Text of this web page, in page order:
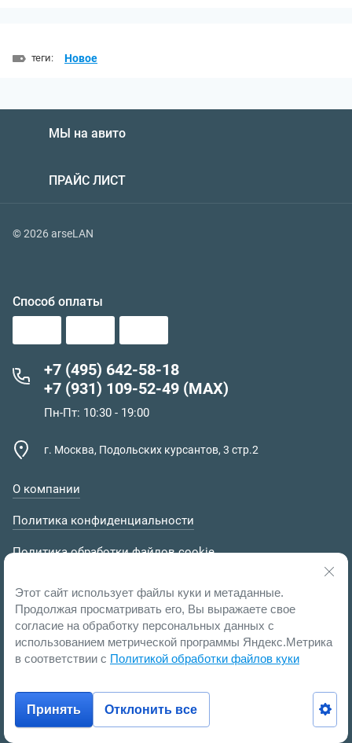
теги: Новое
МЫ на авито
ПРАЙС ЛИСТ
© 2026 arseLAN
Способ оплаты
+7 (495) 642-58-18
+7 (931) 109-52-49 (MAX)
Пн-Пт: 10:30 - 19:00
г. Москва, Подольских курсантов, 3 стр.2
О компании
Политика конфиденциальности
Политика обработки файлов cookie
Мегагрупп.ру
Этот сайт использует файлы куки и метаданные.
Продолжая просматривать его, Вы выражаете свое
согласие на обработку персональных данных с
использованием метрической программы Яндекс.Метрика
в соответствии с Политикой обработки файлов куки
Принять Отклонить все